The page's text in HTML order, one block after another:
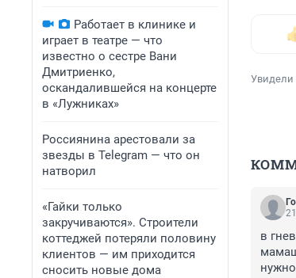
Работает в клинике и
играет в театре — что
известно о сестре Вани
Дмитриенко,
оскандалившейся на концерте
в «Лужниках»
Россиянина арестовали за
звезды в Telegram — что он
натворил
«Гайки только
закручиваются». Строители
коттеджей потеряли половину
клиентов — им приходится
сносить новые дома
Увидели
в